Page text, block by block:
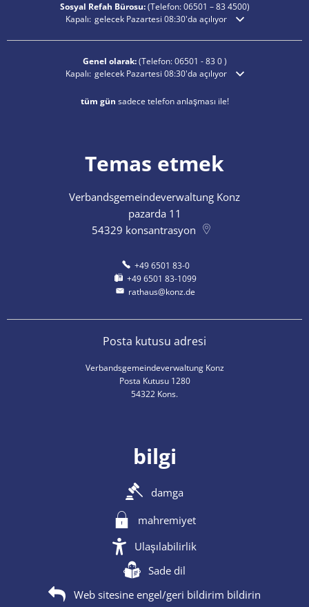
Sosyal Refah Bürosu:(Telefon:06501 – 834500)
Ek açılış veya kapanış saatlerini gizlemek için tıklayın
Kapalı: gelecek Pazartesi 08:30'da açılıyor
Genel olarak:(Telefon:06501 - 83 0)
Ek açılış veya kapanış saatlerini gizlemek için tıklayın
Kapalı: gelecek Pazartesi 08:30'da açılıyor
tüm gün sadece telefon anlaşması ile!
Temas etmek
Verbandsgemeindeverwaltung Konz
pazarda 11
54329 konsantrasyon
+49 6501 83-0
+49 6501 83-1099
rathaus@konz.de
Posta kutusu adresi
Verbandsgemeindeverwaltung Konz
Posta Kutusu 1280
54322 Kons.
bilgi
damga
mahremiyet
Ulaşılabilirlik
Sade dil
Web sitesine engel/geri bildirim bildirin